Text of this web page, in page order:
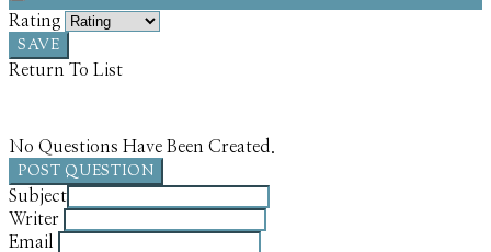
Rating
SAVE
Return To List
No Questions Have Been Created.
POST QUESTION
Subject
Writer
Email